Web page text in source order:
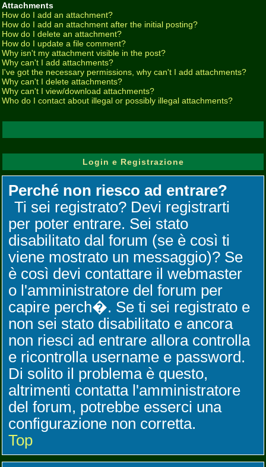
Attachments
How do I add an attachment?
How do I add an attachment after the initial posting?
How do I delete an attachment?
How do I update a file comment?
Why isn't my attachment visible in the post?
Why can't I add attachments?
I've got the necessary permissions, why can't I add attachments?
Why can't I delete attachments?
Why can't I view/download attachments?
Who do I contact about illegal or possibly illegal attachments?
Login e Registrazione
Perché non riesco ad entrare?
Ti sei registrato? Devi registrarti
per poter entrare. Sei stato
disabilitato dal forum (se è così ti
viene mostrato un messaggio)? Se
è così devi contattare il webmaster
o l'amministratore del forum per
capire perch�. Se ti sei registrato e
non sei stato disabilitato e ancora
non riesci ad entrare allora controlla
e ricontrolla username e password.
Di solito il problema è questo,
altrimenti contatta l'amministratore
del forum, potrebbe esserci una
configurazione non corretta.
Top